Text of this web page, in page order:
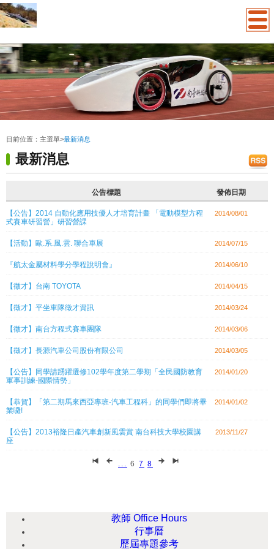
目前位置： 主選單>最新消息
最新消息
公告標題 發佈日期
【公告】2014 自動化應用技優人才培育計畫 「電動模型方程
式賽車研習營」研習營課
2014/08/01
【活動】歐.系.風.雲. 聯合車展 2014/07/15
『航太金屬材料學分學程說明會』 2014/06/10
【徵才】台南 TOYOTA 2014/04/15
【徵才】平坐車隊徵才資訊 2014/03/24
【徵才】南台方程式賽車團隊 2014/03/06
【徵才】長源汽車公司股份有限公司 2014/03/05
【公告】同學請踴躍選修102學年度第二學期「全民國防教育
軍事訓練-國際情勢」
2014/01/20
【恭賀】「第二期馬來西亞專班-汽車工程科」的同學們即將畢
業囉!
2014/01/02
【公告】2013裕隆日產汽車創新風雲賞 南台科技大學校園講
座
2013/11/27
6 7 8
教師 Office Hours
行事曆
歷屆專題參考